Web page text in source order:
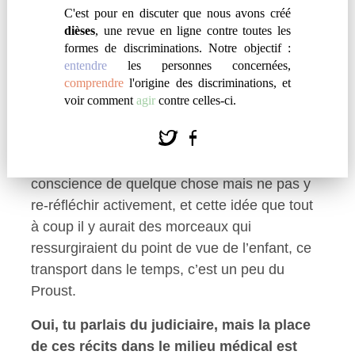
C'est pour en discuter que nous avons créé
dièses, une revue en ligne contre toutes les
formes de discriminations. Notre objectif :
entendre les personnes concernées,
comprendre l'origine des discriminations, et
voir comment agir contre celles-ci.
soient complexifiés, ni de nier le fait que des
victimes se retrouvent dans cette théorie.
Mais je suis frappée par ces trajectoires
hyper-linéaires où il faudrait avoir vécu ces
violences, les avoir oubliées… Alors que je ne
violences ». L’oubli c’est une question
conscience de quelque chose mais ne pas y
re-réfléchir activement, et cette idée que tout
à coup il y aurait des morceaux qui
ressurgiraient du point de vue de l’enfant, ce
transport dans le temps, c’est un peu du
Proust.
Oui, tu parlais du judiciaire, mais la place
de ces récits dans le milieu médical est